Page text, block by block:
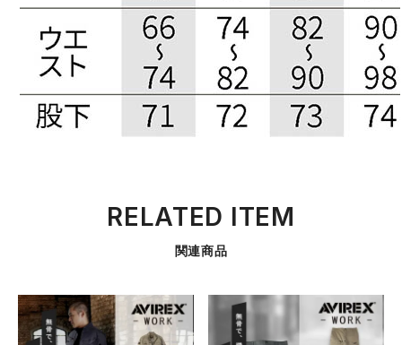
RELATED ITEM
関連商品